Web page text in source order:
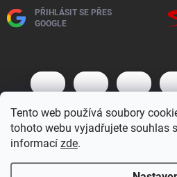
Tento web používá soubory
tohoto webu vyjadřujete souhlas
informací zde.
PŘIHLÁSIT SE PŘES
GOOGLE
Copyright 2026BM MOTO s.r.o..